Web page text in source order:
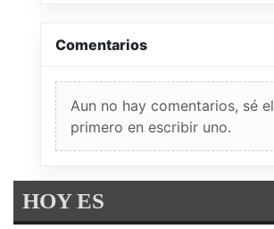
Comentarios
Aun no hay comentarios, sé el
primero en escribir uno.
HOY ES